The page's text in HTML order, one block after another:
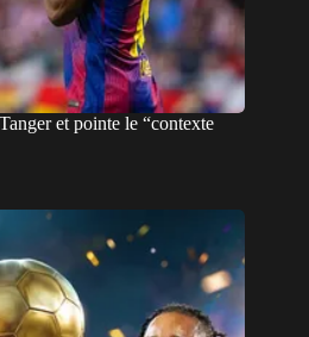
et pointe le “contexte